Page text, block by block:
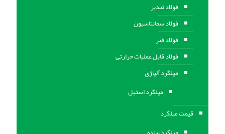
فولاد تندبر
فولاد سمانتاسیون
فولاد فنر
فولاد قابل عملیات حرارتی
ميلگرد آلیاژی
میلگرد استیل
قیمت میلگرد